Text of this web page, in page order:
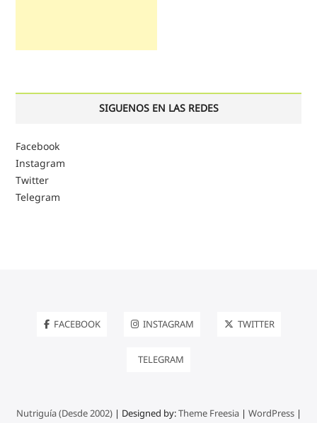
SIGUENOS EN LAS REDES
Facebook
Instagram
Twitter
Telegram
FACEBOOK INSTAGRAM TWITTER
TELEGRAM
Nutriguía (Desde 2002)| Designed by:Theme Freesia| WordPress|